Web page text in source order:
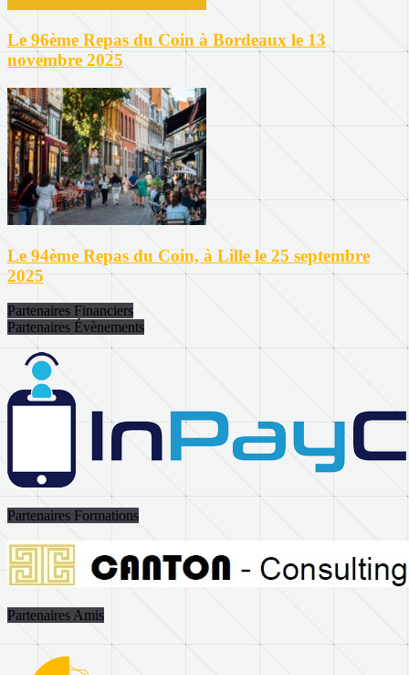
Le 96ème Repas du Coin à Bordeaux le 13
novembre 2025
Le 94ème Repas du Coin, à Lille le 25 septembre
2025
Partenaires Financiers
Partenaires Évènements
Partenaires Formations
Partenaires Amis